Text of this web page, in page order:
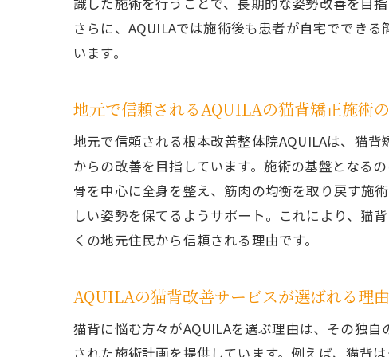
猫
根
姿
猫
猫
さらに、AQUILAでは施術後も患者が自宅ででき
います。
地元で信頼されるAQUILAの猫背矯正施術
地元で信頼される根本改善整体院AQUILAは、猫
からの改善を目指しています。施術の基盤となる
骨を中心に全身を整え、筋肉の均衡を取り戻す施
しい姿勢を保てるようサポート。これにより、猫
くの地元住民から信頼される理由です。
AQUILAの猫背改善サービスが選ばれる理由
猫背に悩む方々がAQUILAを選ぶ理由は、その独
された施術計画を提供しています。例えば、猫背